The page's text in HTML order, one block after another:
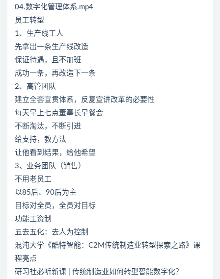
04.数字化管理体系.mp4
员工转型
1、生产线工人
先拿出一条生产线改造
保证待遇，且不加班
成功一条，再改造下一条
2、高管团队
建立全套宣贯体系，反复宣讲改革的必要性
每天早上七点董事长早餐会
不断淘汰，不断引进
给支持，教方法
让他看到结果，给他希望
3、业务团队（销售）
不用老员工
以85后、90后为主
目标对全员，全员对目标
功能工资制
五去五化：去人为控制
混沌大学《酷特智能：C2M传统制造业转型探索之路》课
程亮点
研习社必听新课 | 传统制造业如何转型智能数字化？